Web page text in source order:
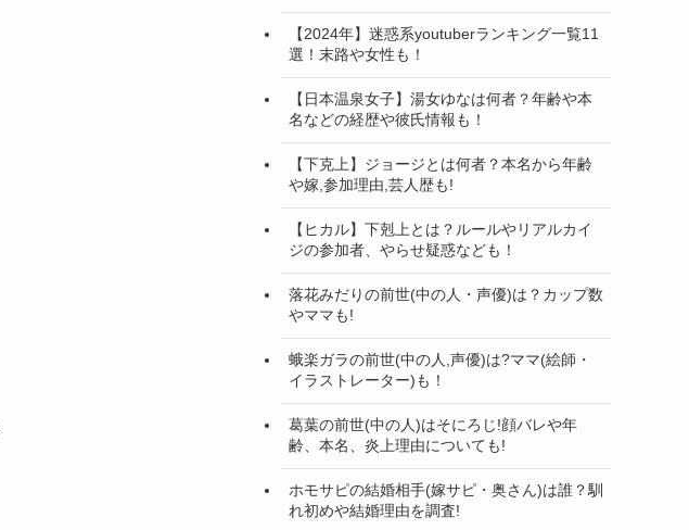
【2024年】迷惑系youtuberランキング一覧11
選！末路や女性も！
【日本温泉女子】湯女ゆなは何者？年齢や本
名などの経歴や彼氏情報も！
【下克上】ジョージとは何者？本名から年齢
や嫁,参加理由,芸人歴も!
【ヒカル】下剋上とは？ルールやリアルカイ
ジの参加者、やらせ疑惑なども！
落花みだりの前世(中の人・声優)は？カップ数
やママも!
蛾楽ガラの前世(中の人,声優)は?ママ(絵師・
イラストレーター)も！
葛葉の前世(中の人)はそにろじ!顔バレや年
齢、本名、炎上理由についても!
ホモサピの結婚相手(嫁サピ・奥さん)は誰？馴
れ初めや結婚理由を調査!